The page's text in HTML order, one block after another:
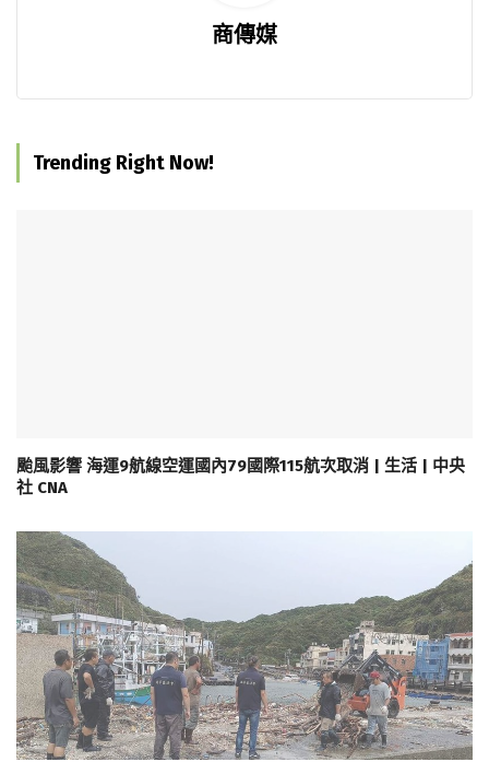
商傳媒
Trending Right Now!
颱風影響 海運9航線空運國內79國際115航次取消 | 生活 | 中央
社 CNA